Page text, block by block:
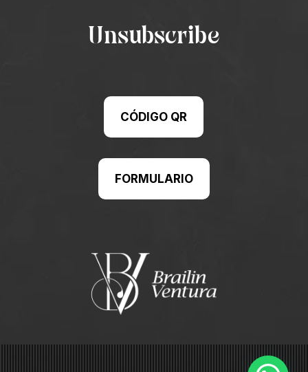
Unsubscribe
CÓDIGO QR
FORMULARIO